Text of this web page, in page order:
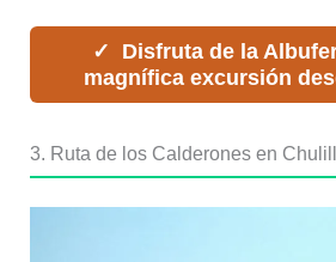
Disfruta de la
magnífica excursión
3. Ruta de los Calderones en